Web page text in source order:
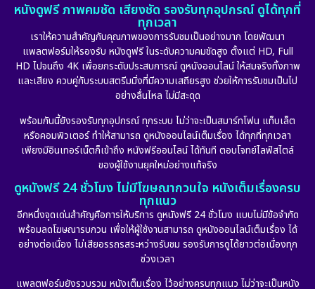
หนังดูฟรี ภาพคมชัด เสียงชัด รองรับทุกอุปกรณ์ ดูได้ทุกที่
ทุกเวลา
เราให้ความสำคัญกับคุณภาพของการรับชมเป็นอย่างมาก โดยพัฒนา
แพลตฟอร์มให้รองรับ หนังดูฟรี ในระดับความคมชัดสูง ตั้งแต่ HD, Full
HD ไปจนถึง 4K เพื่อยกระดับประสบการณ์ ดูหนังออนไลน์ ให้สมจริงทั้งภาพ
และเสียง ควบคู่กับระบบสตรีมมิ่งที่มีความเสถียรสูง ช่วยให้การรับชมเป็นไป
อย่างลื่นไหล ไม่มีสะดุด
พร้อมกันนี้ยังรองรับทุกอุปกรณ์ ทุกระบบ ไม่ว่าจะเป็นสมาร์ทโฟน แท็บเล็ต
หรือคอมพิวเตอร์ ทำให้สามารถ ดูหนังออนไลน์เต็มเรื่อง ได้ทุกที่ทุกเวลา
เพียงมีอินเทอร์เน็ตก็เข้าถึง หนังฟรีออนไลน์ ได้ทันที ตอบโจทย์ไลฟ์สไตล์
ของผู้ใช้งานยุคใหม่อย่างแท้จริง
ดูหนังฟรี 24 ชั่วโมง ไม่มีโฆษณากวนใจ หนังเต็มเรื่องครบ
ทุกแนว
อีกหนึ่งจุดเด่นสำคัญคือการให้บริการ ดูหนังฟรี 24 ชั่วโมง แบบไม่มีข้อจำกัด
พร้อมลดโฆษณารบกวน เพื่อให้ผู้ใช้งานสามารถ ดูหนังออนไลน์เต็มเรื่อง ได้
อย่างต่อเนื่อง ไม่เสียอรรถรสระหว่างรับชม รองรับการดูได้ยาวต่อเนื่องทุก
ช่วงเวลา
แพลตฟอร์มยังรวบรวม หนังเต็มเรื่อง ไว้อย่างครบทุกแนว ไม่ว่าจะเป็นหนัง